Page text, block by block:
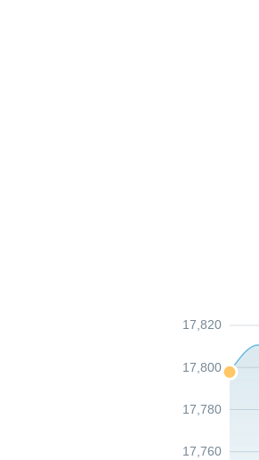
17,760
17,780
17,800
17,820